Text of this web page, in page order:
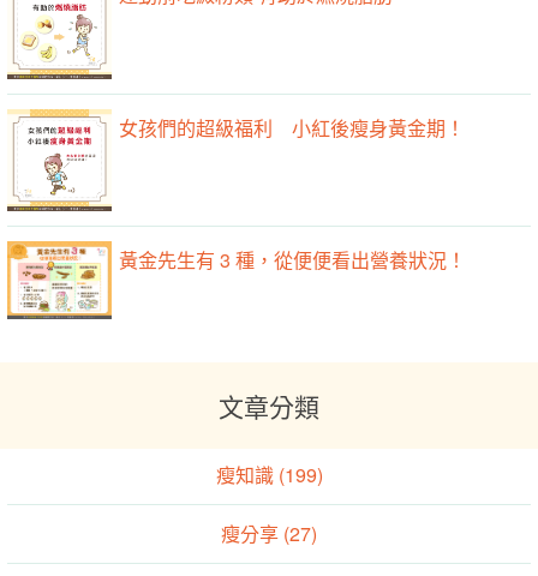
女孩們的超級福利 小紅後瘦身黃金期！
黃金先生有 3 種，從便便看出營養狀況！
文章分類
瘦知識 (199)
瘦分享 (27)